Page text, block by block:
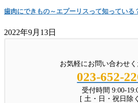
歯肉にできもの～エプーリスって知っている
2022年9月13日
お気軽にお問い合わせく
023-652-
受付時間 9:00-
[ 土・日・祝日除